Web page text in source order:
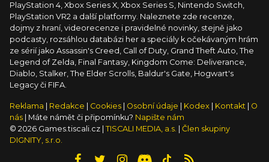
PlayStation 4, Xbox Series X, Xbox Series S, Nintendo Switch,
PlayStation VR2 a další platformy. Naleznete zde recenze,
dojmy z hraní, videorecenze i pravidelné novinky, stejně jako
podcasty, rozsáhlou databázi her a speciály k očekávaným hrám
ze sérií jako Assassin's Creed, Call of Duty, Grand Theft Auto, The
Legend of Zelda, Final Fantasy, Kingdom Come: Deliverance,
Diablo, Stalker, The Elder Scrolls, Baldur's Gate, Hogwart's
Legacy či FIFA.
Reklama Redakce Cookies Osobní údaje Kodex Kontakt
O
nás
| Máte námět či připomínku? Napište nám
© 2026 Games.tiscali.cz | TISCALI MEDIA, a.s.
Člen skupiny
DIGNITY, s.r.o.